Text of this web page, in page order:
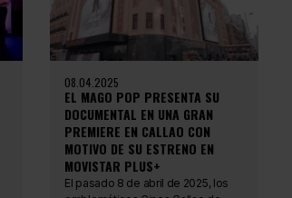
08.04.2025
EL MAGO POP PRESENTA SU
DOCUMENTAL EN UNA GRAN
PREMIERE EN CALLAO CON
MOTIVO DE SU ESTRENO EN
MOVISTAR PLUS+
El pasado 8 de abril de 2025, los